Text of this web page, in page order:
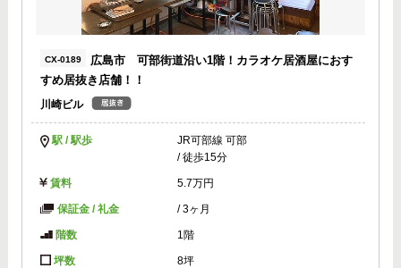
CX-0189
広島市 可部街道沿い1階！カラオケ居酒屋におす
すめ居抜き店舗！！
川崎ビル
駅 / 駅歩
JR可部線 可部
/ 徒歩15分
賃料 5.7万円
保証金 / 礼金 /3ヶ月
階数 1階
坪数 8坪